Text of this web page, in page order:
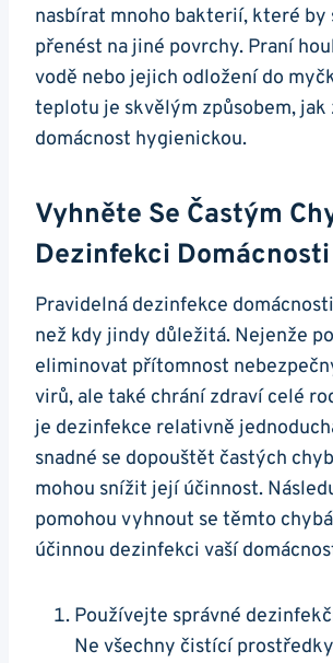
nasbírat mnoho bakterií, které by
přenést na jiné povrchy. Praní
vodě nebo jejich odložení do
teplotu je skvělým způsobem, jak
domácnost hygienickou.
Vyhněte Se Častým
Dezinfekci Domácnosti
Pravidelná dezinfekce
než kdy jindy důležitá. Nejenže
eliminovat přítomnost
virů, ale také chrání zdraví celé
je dezinfekce relativně
snadné se dopouštět častých
mohou snížit její účinnost.
pomohou vyhnout se těmto
účinnou dezinfekci vaší
Používejte správné
Ne všechny čistící